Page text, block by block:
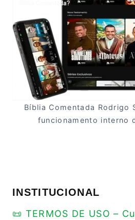
Bíblia Comentada Rodrigo
funcionamento interno
INSTITUCIONAL
📜 TERMOS DE USO –